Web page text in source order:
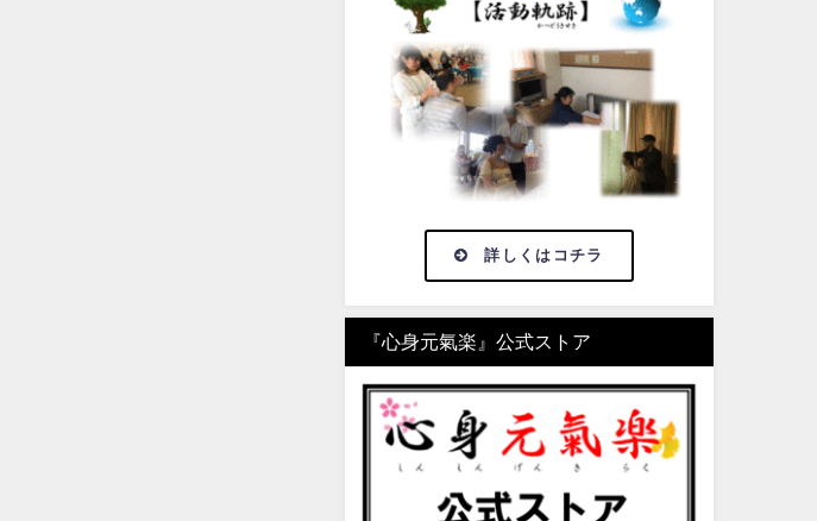
詳しくはコチラ
『心身元氣楽』公式ストア